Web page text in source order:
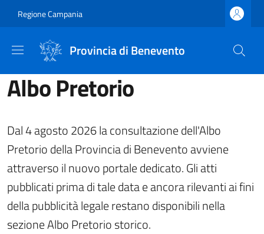
Regione Campania
Provincia di Benevento
Albo Pretorio
Dal 4 agosto 2026 la consultazione dell'Albo
Pretorio della Provincia di Benevento avviene
attraverso il nuovo portale dedicato. Gli atti
pubblicati prima di tale data e ancora rilevanti ai fini
della pubblicità legale restano disponibili nella
sezione Albo Pretorio storico.